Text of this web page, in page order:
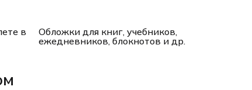
в
Обложки для книг, учебников,
ежедневников, блокнотов и др.